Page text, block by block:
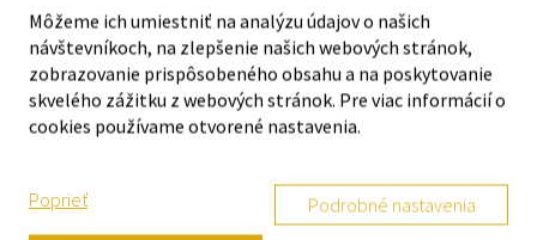
Carneo Platební řemínek -
bílá kůže 2
Smart hodinky
Odošleme do 12.08.
39,90 €
Carneo Heiloo HR+ 2nd gen.
Rosegold - Hodinky
Smart hodinky - Ženy
Odošleme do 12.08.
89,00 €
Môžeme ich umiestniť na analýzu údajov o našich
návštevníkoch, na zlepšenie našich webových stránok,
zobrazovanie prispôsobeného obsahu a na poskytovanie
skvelého zážitku z webových stránok. Pre viac informácií o
cookies používame otvorené nastavenia.
Poprieť Podrobné nastavenia